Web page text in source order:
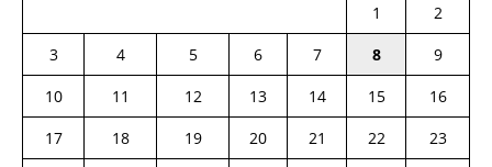
1
2
3
4 5 6 7 8
9
10
11 12 13 14 15
16
17
18 19 20 21 22
23